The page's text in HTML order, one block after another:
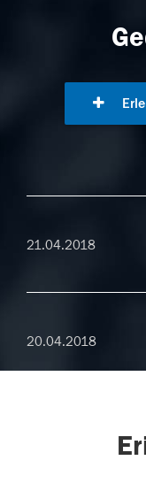
21.04.2018
20.04.2018